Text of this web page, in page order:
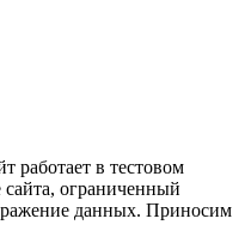
работает в тестовом
ограниченный
данных. Приносим